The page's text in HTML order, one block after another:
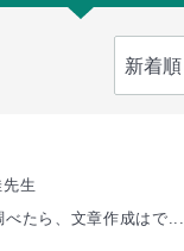
生
べたら、文章作成はで...